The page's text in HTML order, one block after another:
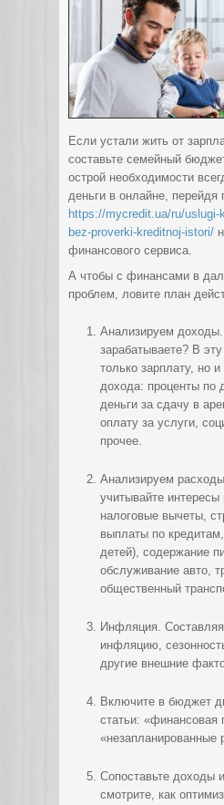
Если устали жить от
составьте семейный
острой необходимости
деньги в онлайне, перейдя
https://mycredit.ua/ru/
bez-proverki-kreditnoj-istori/
финансового сервиса.
А чтобы с финансами в
проблем, ловите план
Анализируем
зарабатываете? В
только зарплату, но
дохода: проценты по
деньги за сдачу в
оплату за услуги,
прочее.
Анализируем
учитывайте
налоговые вычеты,
выплаты по
детей), содержание
обслуживание авто,
общественный
Инфляция.
инфляцию,
другие внешние
Включите в бюджет
статьи: «финансовая
«незапланированные
Сопоставьте доходы
смотрите, как